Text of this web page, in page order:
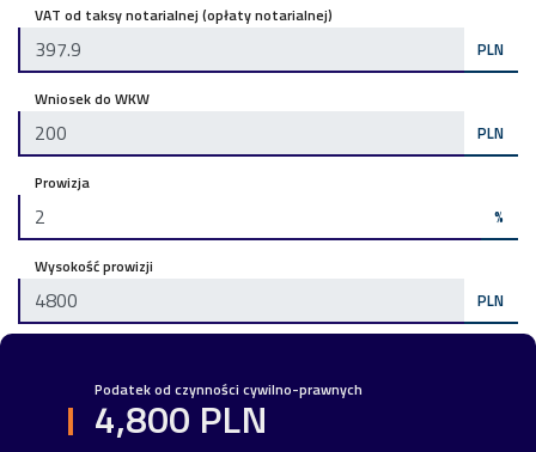
VAT od taksy notarialnej (opłaty notarialnej)
PLN
Wniosek do WKW
PLN
Prowizja
%
Wysokość prowizji
PLN
Podatek od czynności cywilno-prawnych
4,800 PLN